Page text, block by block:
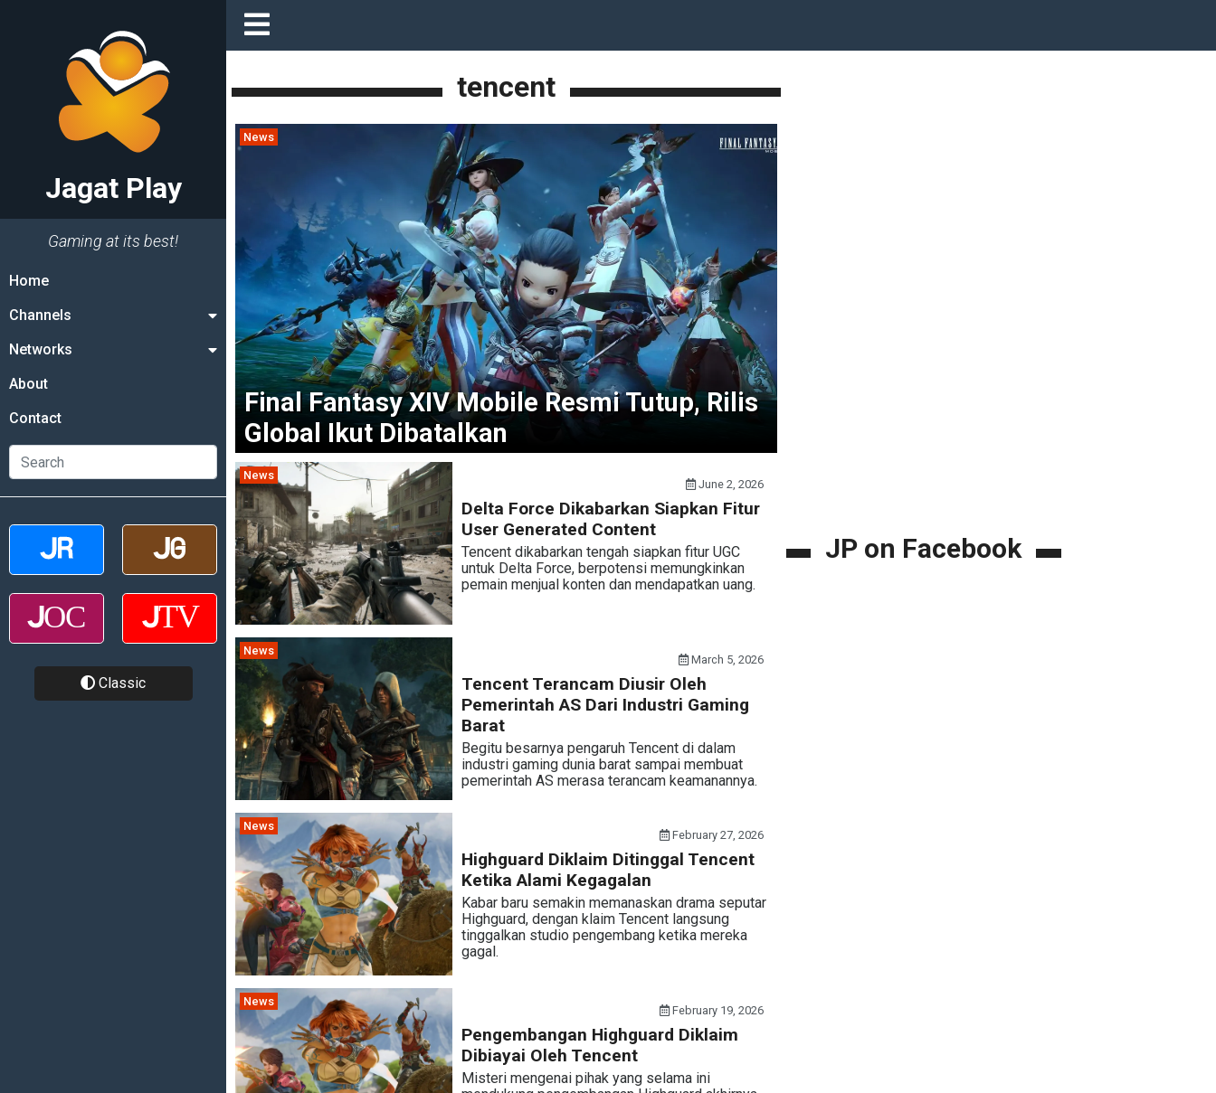
Jagat Play
Gaming at its best!
Home
Channels
Networks
About
Contact
Classic
tencent
News
Final Fantasy XIV Mobile Resmi Tutup, Rilis
Global Ikut Dibatalkan
News
June 2, 2026
Delta Force Dikabarkan Siapkan Fitur
User Generated Content
Tencent dikabarkan tengah siapkan fitur UGC
untuk Delta Force, berpotensi memungkinkan
pemain menjual konten dan mendapatkan uang.
News
March 5, 2026
Tencent Terancam Diusir Oleh
Pemerintah AS Dari Industri Gaming
Barat
Begitu besarnya pengaruh Tencent di dalam
industri gaming dunia barat sampai membuat
pemerintah AS merasa terancam keamanannya.
News
February 27, 2026
Highguard Diklaim Ditinggal Tencent
Ketika Alami Kegagalan
Kabar baru semakin memanaskan drama seputar
Highguard, dengan klaim Tencent langsung
tinggalkan studio pengembang ketika mereka
gagal.
News
February 19, 2026
Pengembangan Highguard Diklaim
Dibiayai Oleh Tencent
Misteri mengenai pihak yang selama ini
JP on Facebook